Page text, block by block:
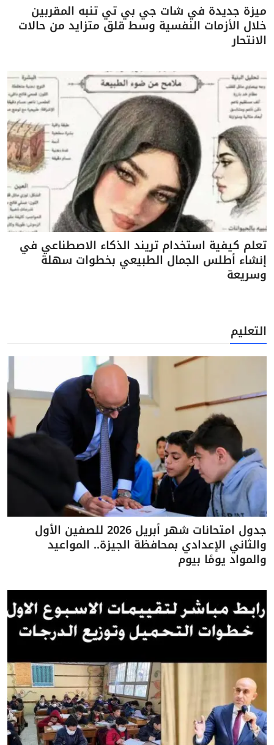
ميزة جديدة في شات جي بي تي تنبه المقربين
خلال الأزمات النفسية وسط قلق متزايد من حالات
الانتحار
تعلم كيفية استخدام تريند الذكاء الاصطناعي في
إنشاء أطلس الجمال الطبيعي بخطوات سهلة
وسريعة
التعليم
جدول امتحانات شهر أبريل 2026 للصفين الأول
والثاني الإعدادي بمحافظة الجيزة.. المواعيد
والمواد يومًا بيوم